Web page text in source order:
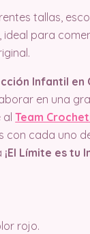
tallas,
ideal para
Infantil en
en una
alTeam
con cada uno
¡El Límite es tu
rojo.